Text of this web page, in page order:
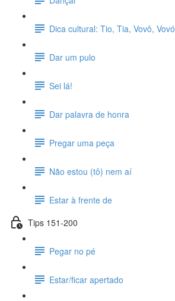
Dica cultural: Tio, Tia, Vovô, Vovó
Dar um pulo
Sei lá!
Dar palavra de honra
Pregar uma peça
Não estou (tô) nem aí
Estar à frente de
Tips 151-200
Pegar no pé
Estar/ficar apertado